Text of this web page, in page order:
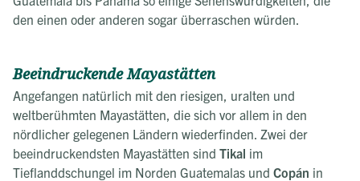
den einen oder anderen sogar überraschen würden.
Beeindruckende Mayastätten
Angefangen natürlich mit den riesigen, uralten und
weltberühmten Mayastätten, die sich vor allem in den
nördlicher gelegenen Ländern wiederfinden. Zwei der
beeindruckendsten Mayastätten sind Tikal im
Tieflanddschungel im Norden Guatemalas und Copán in